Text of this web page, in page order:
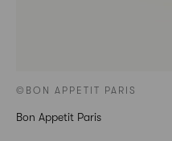
©BON APPETIT PARIS
Bon Appetit Paris